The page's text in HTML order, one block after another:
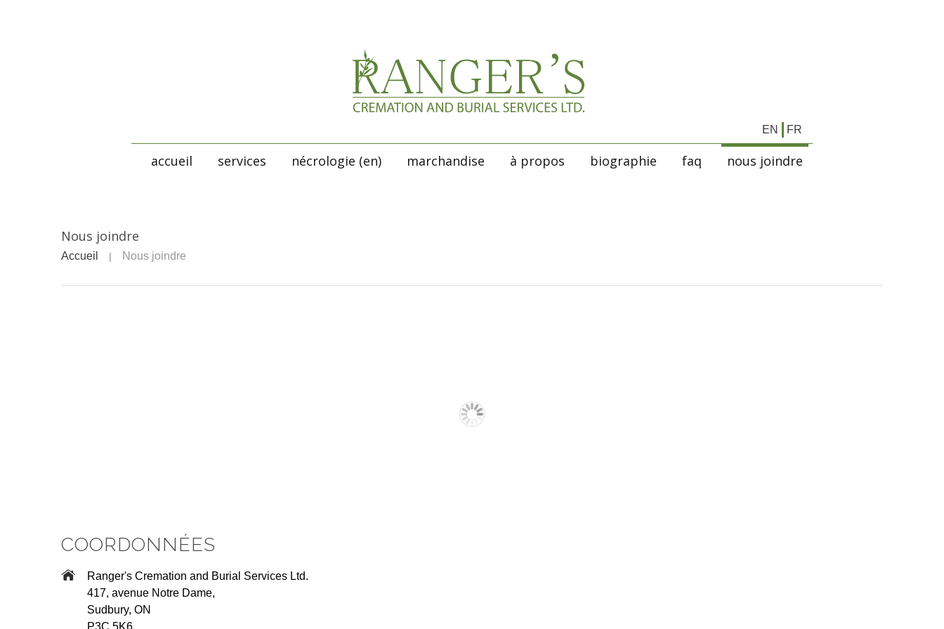
EN FR
accueil services nécrologie (en) marchandise à propos biographie faq nous joindre
Nous joindre
Accueil Nous joindre
COORDONNÉES
Ranger's Cremation and Burial Services Ltd.
417, avenue Notre Dame,
Sudbury, ON
P3C 5K6